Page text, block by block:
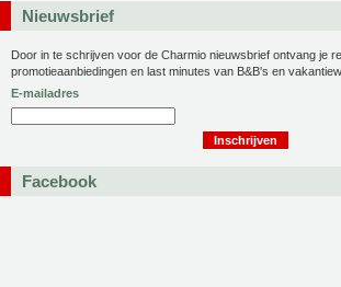
Nieuwsbrief
Door in te schrijven voor de Charmio nieuwsbrief ontvang je
promotieaanbiedingen en last minutes van B&B's en
E-mailadres
Facebook